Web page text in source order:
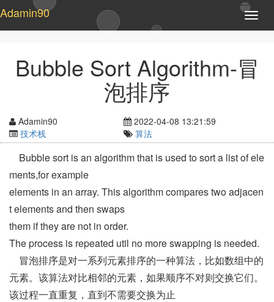
T
o
l
e
t
o
Adamin90
Bubble Sort Algorithm-冒
泡排序
Adamin90
2022-04-08 13:21:59
技术栈
算法
Bubble sort is an algorithm that is used to sort a list of ele
ments,for example
elements in an array. This algorithm compares two adjacen
t elements and then swaps
them if they are not in order.
The process is repeated util no more swapping is needed.
冒泡排序是对一系列元素排序的一种算法，比如数组中的
元素。该算法对比相邻的元素，如果顺序不对则交换它们。
该过程一直重复，直到不需要交换为止